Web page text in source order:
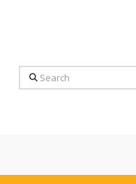
Search